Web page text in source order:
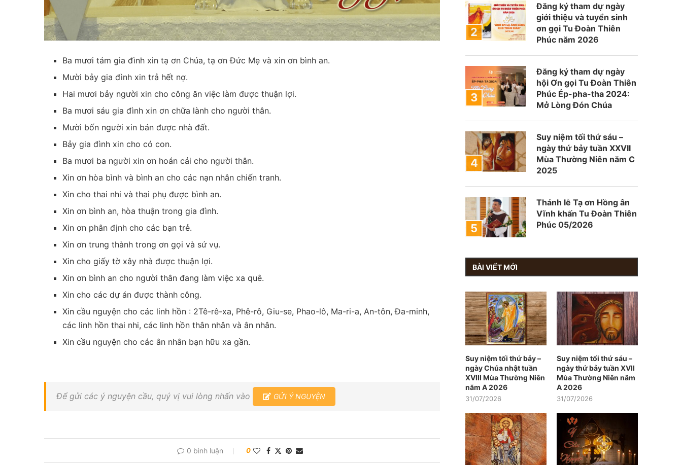
Ba mươi tám gia đình xin tạ ơn Chúa, tạ ơn Đức Mẹ và xin ơn bình an.
Mười bảy gia đình xin trả hết nợ.
Hai mươi bảy người xin cho công ăn việc làm được thuận lợi.
Ba mươi sáu gia đình xin ơn chữa lành cho người thân.
Mười bốn người xin bán được nhà đất.
Bảy gia đình xin cho có con.
Ba mươi ba người xin ơn hoán cải cho người thân.
Xin ơn hòa bình và bình an cho các nạn nhân chiến tranh.
Xin cho thai nhi và thai phụ được bình an.
Xin ơn bình an, hòa thuận trong gia đình.
Xin ơn phân định cho các bạn trẻ.
Xin ơn trung thành trong ơn gọi và sứ vụ.
Xin cho giấy tờ xây nhà được thuận lợi.
Xin ơn bình an cho người thân đang làm việc xa quê.
Xin cho các dự án được thành công.
Xin cầu nguyện cho các linh hồn : 2Tê-rê-xa, Phê-rô, Giu-se, Phao-lô, Ma-ri-a, An-tôn, Đa-minh,
các linh hồn thai nhi, các linh hồn thân nhân và ân nhân.
Xin cầu nguyện cho các ân nhân bạn hữu xa gần.
Để gửi các ý nguyện cầu, quý vị vui lòng nhấn vào GỬI Ý NGUYỆN
0 bình luận 0
Đăng ký tham dự ngày
giới thiệu và tuyển sinh
ơn gọi Tu Đoàn Thiên
Phúc năm 2026
Đăng ký tham dự ngày
hội Ơn gọi Tu Đoàn Thiên
Phúc Ép-pha-tha 2024:
Mở Lòng Đón Chúa
Suy niệm tối thứ sáu –
ngày thứ bảy tuần XXVII
Mùa Thường Niên năm C
2025
Thánh lễ Tạ ơn Hồng ân
Vĩnh khấn Tu Đoàn Thiên
Phúc 05/2026
BÀI VIẾT MỚI
Suy niệm tối thứ bảy –
ngày Chúa nhật tuần
XVIII Mùa Thường Niên
năm A 2026
31/07/2026
Suy niệm tối thứ sáu –
ngày thứ bảy tuần XVII
Mùa Thường Niên năm
A 2026
31/07/2026